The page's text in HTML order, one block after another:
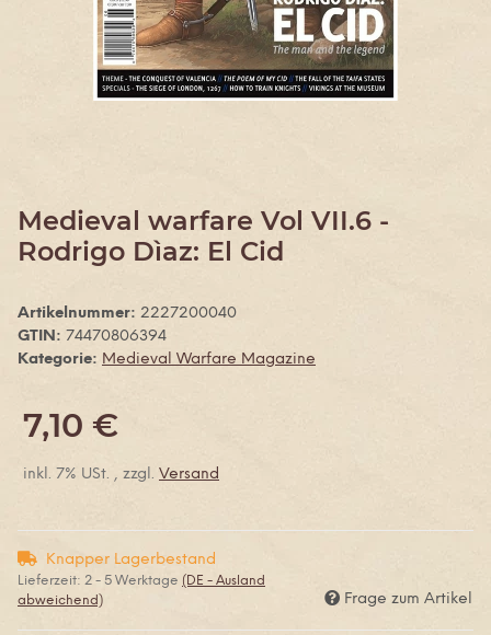
Medieval warfare Vol VII.6 -
Rodrigo Dìaz: El Cid
Artikelnummer: 2227200040
GTIN: 74470806394
Kategorie: Medieval Warfare Magazine
7,10 €
inkl. 7% USt. , zzgl. Versand
Knapper Lagerbestand
Lieferzeit: 2 - 5 Werktage (DE - Ausland
abweichend)
Frage zum Artikel